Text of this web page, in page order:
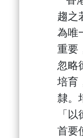
趨之
為唯
重要
忽略
培育
隸。
「
首要